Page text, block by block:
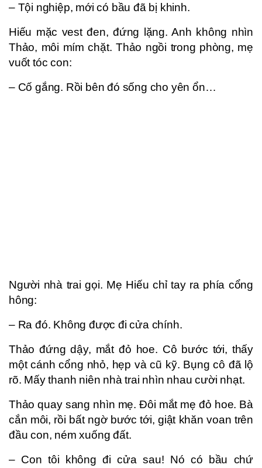
– Tội nghiệp, mới có bầu đã bị khinh.
Hiếu mặc vest đen, đứng lặng. Anh không nhìn
Thảo, môi mím chặt. Thảo ngồi trong phòng, mẹ
vuốt tóc con:
– Cố gắng. Rồi bên đó sống cho yên ổn…
Người nhà trai gọi. Mẹ Hiếu chỉ tay ra phía cổng
hông:
– Ra đó. Không được đi cửa chính.
Thảo đứng dậy, mắt đỏ hoe. Cô bước tới, thấy
một cánh cổng nhỏ, hẹp và cũ kỹ. Bụng cô đã lộ
rõ. Mấy thanh niên nhà trai nhìn nhau cười nhạt.
Thảo quay sang nhìn mẹ. Đôi mắt mẹ đỏ hoe. Bà
cắn môi, rồi bất ngờ bước tới, giật khăn voan trên
đầu con, ném xuống đất.
– Con tôi không đi cửa sau! Nó có bầu chứ